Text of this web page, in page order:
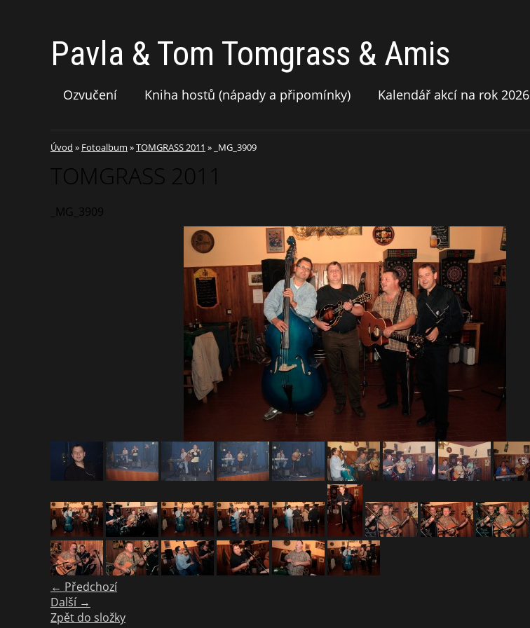
Pavla & Tom Tomgrass & Amis
Ozvučení Kniha hostů (nápady a připomínky) Kalendář akcí na rok 2026
Úvod » Fotoalbum »TOMGRASS 2011 » _MG_3909
TOMGRASS 2011
_MG_3909
← Předchozí
Další →
Zpět do složky